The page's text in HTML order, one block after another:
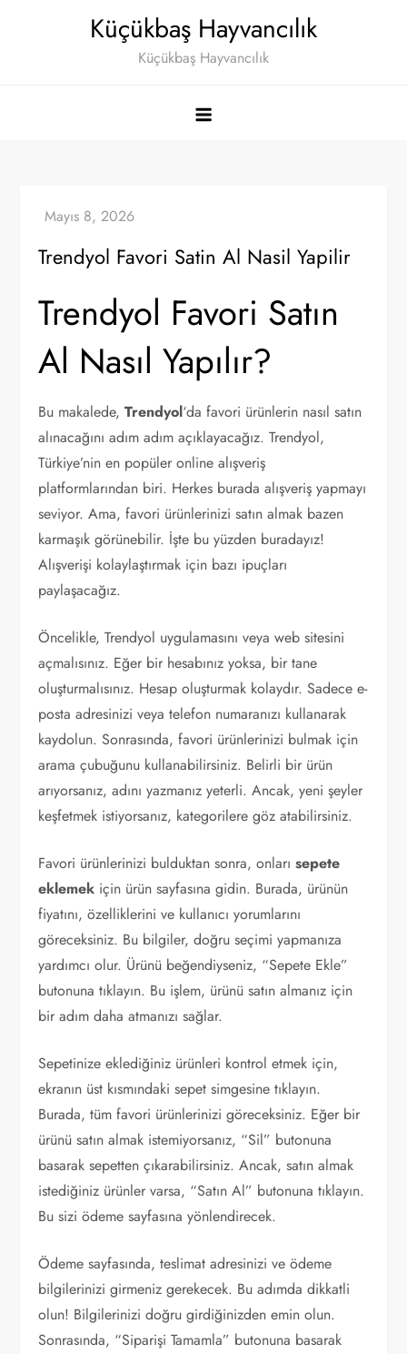
Küçükbaş Hayvancılık
Küçükbaş Hayvancılık
Trendyol Favori Satin Al Nasil Yapilir
Trendyol Favori Satın
Al Nasıl Yapılır?
Bu makalede,Trendyol‘da favori ürünlerin nasıl satın
alınacağını adım adım açıklayacağız. Trendyol,
Türkiye’nin en popüler online alışveriş
platformlarından biri. Herkes burada alışveriş yapmayı
seviyor. Ama, favori ürünlerinizi satın almak bazen
karmaşık görünebilir. İşte bu yüzden buradayız!
Alışverişi kolaylaştırmak için bazı ipuçları
paylaşacağız.
Öncelikle, Trendyol uygulamasını veya web sitesini
açmalısınız. Eğer bir hesabınız yoksa, bir tane
oluşturmalısınız. Hesap oluşturmak kolaydır. Sadece e-
posta adresinizi veya telefon numaranızı kullanarak
kaydolun. Sonrasında, favori ürünlerinizi bulmak için
arama çubuğunu kullanabilirsiniz. Belirli bir ürün
arıyorsanız, adını yazmanız yeterli. Ancak, yeni şeyler
keşfetmek istiyorsanız, kategorilere göz atabilirsiniz.
Favori ürünlerinizi bulduktan sonra, onlarısepete
eklemek için ürün sayfasına gidin. Burada, ürünün
fiyatını, özelliklerini ve kullanıcı yorumlarını
göreceksiniz. Bu bilgiler, doğru seçimi yapmanıza
yardımcı olur. Ürünü beğendiyseniz, “Sepete Ekle”
butonuna tıklayın. Bu işlem, ürünü satın almanız için
bir adım daha atmanızı sağlar.
Sepetinize eklediğiniz ürünleri kontrol etmek için,
ekranın üst kısmındaki sepet simgesine tıklayın.
Burada, tüm favori ürünlerinizi göreceksiniz. Eğer bir
ürünü satın almak istemiyorsanız, “Sil” butonuna
basarak sepetten çıkarabilirsiniz. Ancak, satın almak
istediğiniz ürünler varsa, “Satın Al” butonuna tıklayın.
Bu sizi ödeme sayfasına yönlendirecek.
Ödeme sayfasında, teslimat adresinizi ve ödeme
bilgilerinizi girmeniz gerekecek. Bu adımda dikkatli
olun! Bilgilerinizi doğru girdiğinizden emin olun.
Sonrasında, “Siparişi Tamamla” butonuna basarak